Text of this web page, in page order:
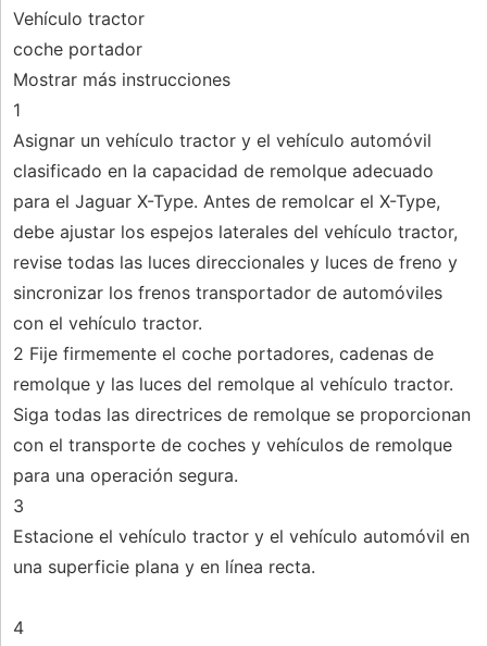
Vehículo tractor
coche portador
Mostrar más instrucciones
1
Asignar un vehículo tractor y el vehículo automóvil
clasificado en la capacidad de remolque adecuado
para el Jaguar X-Type. Antes de remolcar el X-Type,
debe ajustar los espejos laterales del vehículo tractor,
revise todas las luces direccionales y luces de freno y
sincronizar los frenos transportador de automóviles
con el vehículo tractor.
2 Fije firmemente el coche portadores, cadenas de
remolque y las luces del remolque al vehículo tractor.
Siga todas las directrices de remolque se proporcionan
con el transporte de coches y vehículos de remolque
para una operación segura.
3
Estacione el vehículo tractor y el vehículo automóvil en
una superficie plana y en línea recta.
4